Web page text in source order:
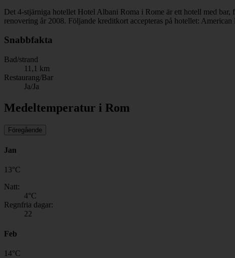
Det 4-stjärniga hotellet Hotel Albani Roma i Rome är ett hotell med
renovering år 2008. Följande kreditkort accepteras på hotellet:
Snabbfakta
Bad/strand
11,1 km
Restaurang/Bar
Ja/Ja
Medeltemperatur i Rom
Föregående
Jan
13°C
Natt:
4°C
Regnfria dagar:
22
Feb
14°C